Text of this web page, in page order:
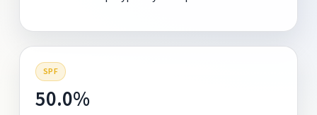
SPF
50.0%